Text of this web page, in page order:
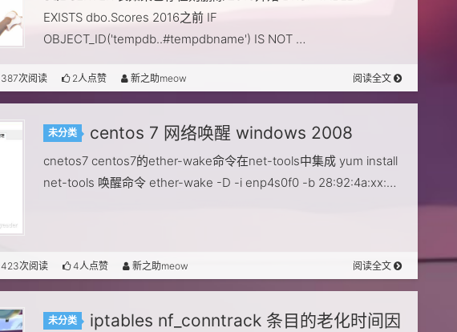
EXISTS dbo.Scores 2016之前 IF
OBJECT_ID('tempdb..#tempdbname') IS NOT …
387次阅读 2人点赞 新之助meow 阅读全文
未分类 centos 7 网络唤醒 windows 2008
cnetos7 centos7的ether-wake命令在net-tools中集成 yum install
net-tools 唤醒命令 ether-wake -D -i enp4s0f0 -b 28:92:4a:xx:…
423次阅读 4人点赞 新之助meow 阅读全文
未分类
iptables nf_conntrack 条目的老化时间因